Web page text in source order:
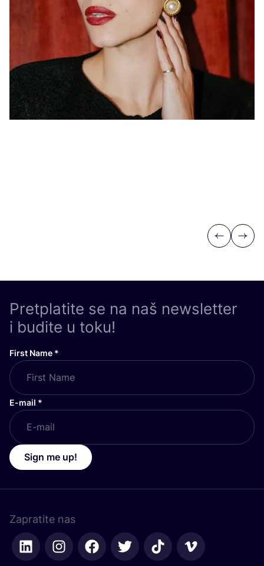
Previous
Next
Pretplatite se na naš newsletter
i budite u toku!
First Name *
E-mail *
Sign me up!
Zapratite nas